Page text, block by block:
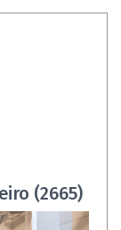
(2665)